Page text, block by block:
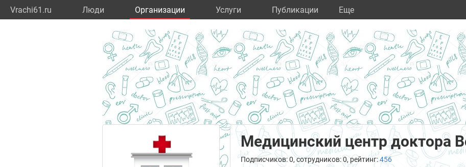
Vrachi61.ru Люди Организации Услуги Публикации Eще
Медицинский центр доктора
Подписчиков: 0, сотрудников: 0, рейтинг:456